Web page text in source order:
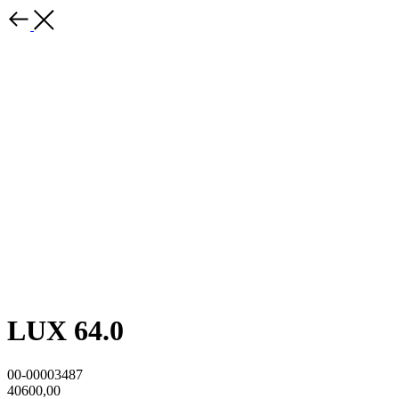
LUX 64.0
00-00003487
40600,00